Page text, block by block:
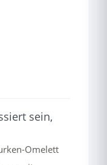
sein,
Omelett